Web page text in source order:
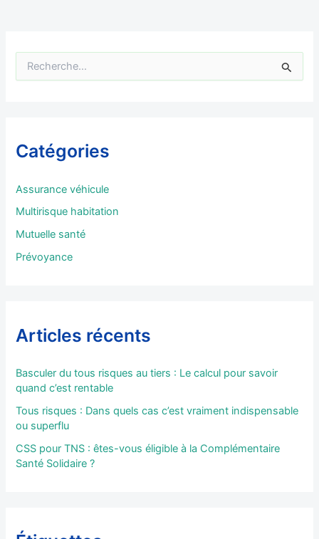
e
c
r
Catégories
Assurance véhicule
Multirisque habitation
Mutuelle santé
Prévoyance
Articles récents
Basculer du tous risques au tiers : Le calcul pour savoir
quand c’est rentable
Tous risques : Dans quels cas c’est vraiment indispensable
ou superflu
CSS pour TNS : êtes-vous éligible à la Complémentaire
Santé Solidaire ?